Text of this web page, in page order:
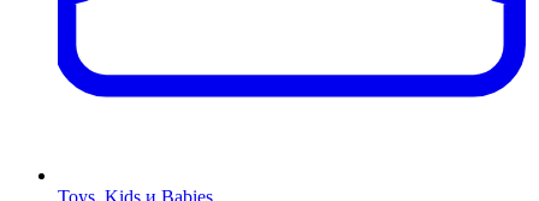
Toys, Kids и Babies